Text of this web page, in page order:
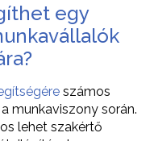
egy
számos
munkaviszony során.
lehet szakértő